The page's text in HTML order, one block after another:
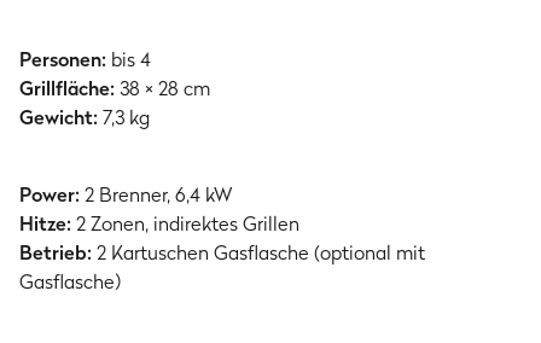
Personen: bis 4
Grillfläche: 38 × 28 cm
Gewicht: 7,3 kg
Power: 2 Brenner, 6,4 kW
Hitze: 2 Zonen, indirektes Grillen
Betrieb: 2 Kartuschen Gasflasche (optional mit
Gasflasche)